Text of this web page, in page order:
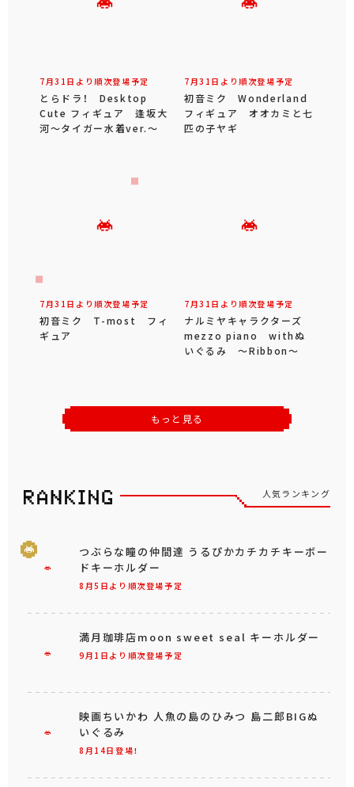
7月31日より順次登場予定
とらドラ！ Desktop
Cute フィギュア 逢坂大
河～タイガー水着ver.～
7月31日より順次登場予定
初音ミク Wonderland
フィギュア オオカミと七
匹の子ヤギ
7月31日より順次登場予定
初音ミク T-most フィ
ギュア
7月31日より順次登場予定
ナルミヤキャラクターズ
mezzo piano withぬ
いぐるみ ～Ribbon～
もっと見る
人気ランキング
8月5日より順次登場予定
つぶらな瞳の仲間達 うるぴかカチカチキーボー
ドキーホルダー
9月1日より順次登場予定
満月珈琲店moon sweet seal キーホルダー
8月14日登場！
映画ちいかわ 人魚の島のひみつ 島二郎BIGぬ
いぐるみ